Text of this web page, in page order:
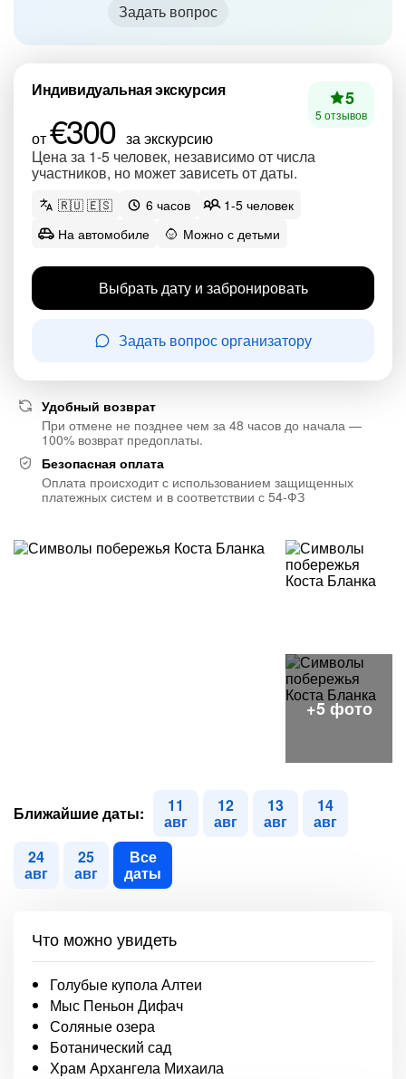
Задать вопрос
Индивидуальная экскурсия
от€300 за экскурсию
Цена за 1-5 человек, независимо от числа
участников, но может зависеть от даты.
5
5 отзывов
🇷🇺 🇪🇸 6 часов
1-5 человек
На автомобиле
Можно с детьми
Выбрать дату и забронировать
Задать вопрос организатору
Удобный возврат
При отмене не позднее чем за 48 часов до начала —
100% возврат предоплаты.
Безопасная оплата
Оплата происходит с использованием защищенных
платежных систем и в соответствии с 54-ФЗ
Ближайшие даты: 11
авг
12
авг
13
авг
14
авг
24
авг
25
авг
Все
даты
Что можно увидеть
Голубые купола Алтеи
Мыс Пеньон Дифач
Соляные озера
Ботанический сад
Храм Архангела Михаила